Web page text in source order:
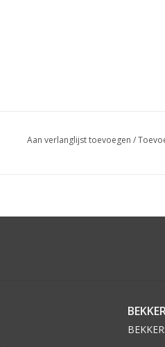
Aan verlanglijst toevoegen /